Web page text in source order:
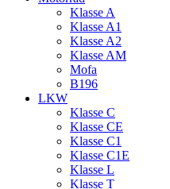
Klasse A
Klasse A1
Klasse A2
Klasse AM
Mofa
B196
LKW
Klasse C
Klasse CE
Klasse C1
Klasse C1E
Klasse L
Klasse T